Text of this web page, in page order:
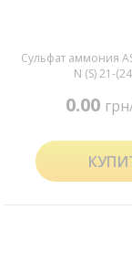
Сульфат аммония
N (S) 21-
0.00